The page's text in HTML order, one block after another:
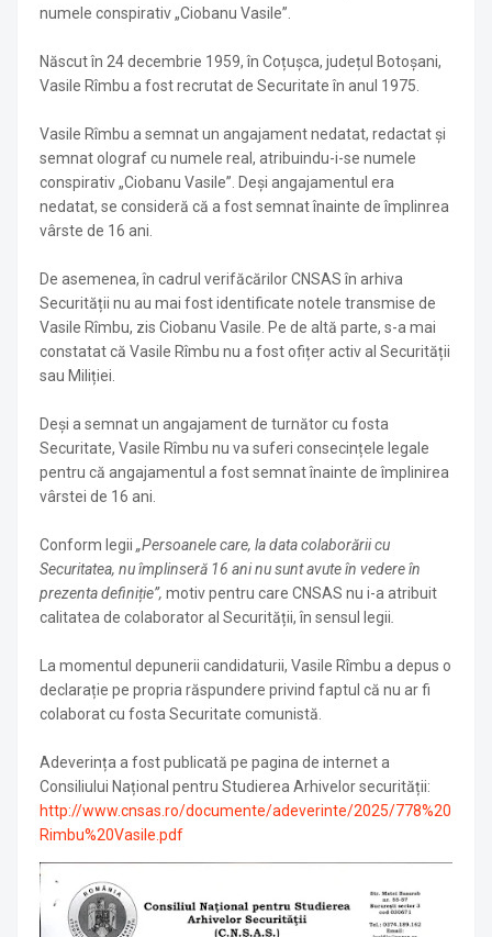
numele conspirativ „Ciobanu Vasile”.
Născut în 24 decembrie 1959, în Coțușca, județul Botoșani,
Vasile Rîmbu a fost recrutat de Securitate în anul 1975.
Vasile Rîmbu a semnat un angajament nedatat, redactat și
semnat olograf cu numele real, atribuindu-i-se numele
conspirativ „Ciobanu Vasile”. Deși angajamentul era
nedatat, se consideră că a fost semnat înainte de împlinrea
vârste de 16 ani.
De asemenea, în cadrul verifăcărilor CNSAS în arhiva
Securității nu au mai fost identificate notele transmise de
Vasile Rîmbu, zis Ciobanu Vasile. Pe de altă parte, s-a mai
constatat că Vasile Rîmbu nu a fost ofițer activ al Securității
sau Miliției.
Deși a semnat un angajament de turnător cu fosta
Securitate, Vasile Rîmbu nu va suferi consecințele legale
pentru că angajamentul a fost semnat înainte de împlinirea
vârstei de 16 ani.
Conform legii „Persoanele care, la data colaborării cu
Securitatea, nu împlinseră 16 ani nu sunt avute în vedere în
prezenta definiție”, motiv pentru care CNSAS nu i-a atribuit
calitatea de colaborator al Securității, în sensul legii
La momentul depunerii candidaturii, Vasile Rîmbu a depus o
declarație pe propria răspundere privind faptul că nu ar fi
colaborat cu fosta Securitate comunistă.
Adeverința a fost publicată pe pagina de internet a
Consiliului Național pentru Studierea Arhivelor securității:
http://www.cnsas.ro/documente/adeverinte/2025/778%20
Rimbu%20Vasile.pdf